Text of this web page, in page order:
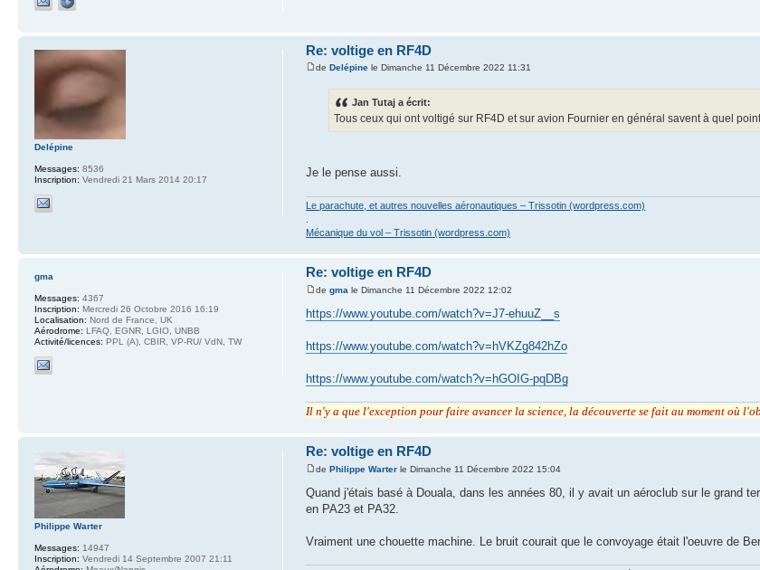
Re: voltige en RF4D
deDelépine le Dimanche 11 Décembre 2022 11:31
Jan Tutaj a écrit:
Tous ceux qui ont voltigé sur RF4D et sur avion Fournier en général savent à quel
Je le pense aussi.
Le parachute, et autres nouvelles aéronautiques – Trissotin (wordpress.com)
Mécanique du vol – Trissotin (wordpress.com)
Delépine
Messages: 8536
Inscription: Vendredi 21 Mars 2014 20:17
Re: voltige en RF4D
degma le Dimanche 11 Décembre 2022 12:02
https://www.youtube.com/watch?v=J7-ehuuZ__s
https://www.youtube.com/watch?v=hVKZg842hZo
https://www.youtube.com/watch?v=hGOIG-pqDBg
Il n'y a que l'exception pour faire avancer la science, la découverte se fait au moment où
gma
Messages: 4367
Inscription: Mercredi 26 Octobre 2016 16:19
Localisation: Nord de France, UK
Aérodrome: LFAQ, EGNR, LGIO, UNBB
Activité/licences: PPL (A), CBIR, VP-RU/ VdN, TW
Re: voltige en RF4D
dePhilippe Warter le Dimanche 11 Décembre 2022 15:04
Quand j'étais basé à Douala, dans les années 80, il y avait un aéroclub sur le grand
en PA23 et PA32.
Vraiment une chouette machine. Le bruit courait que le convoyage était l'oeuvre de
Philippe Warter
Messages: 14947
Inscription: Vendredi 14 Septembre 2007 21:11